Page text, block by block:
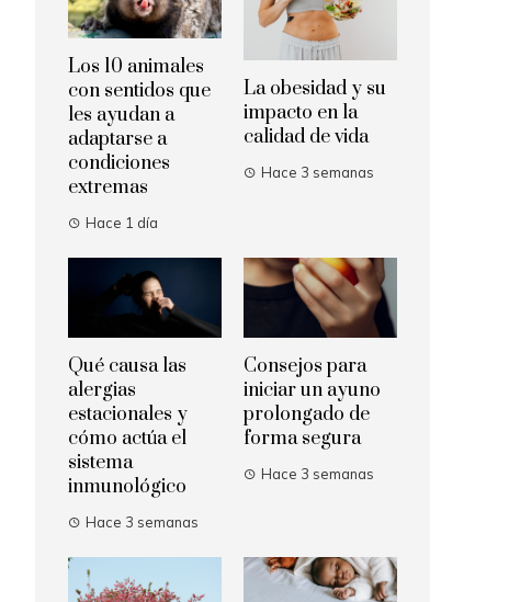
Los 10 animales
con sentidos que
les ayudan a
adaptarse a
condiciones
extremas
Hace 1 día
La obesidad y su
impacto en la
calidad de vida
Hace 3 semanas
Qué causa las
alergias
estacionales y
cómo actúa el
sistema
inmunológico
Hace 3 semanas
Consejos para
iniciar un ayuno
prolongado de
forma segura
Hace 3 semanas